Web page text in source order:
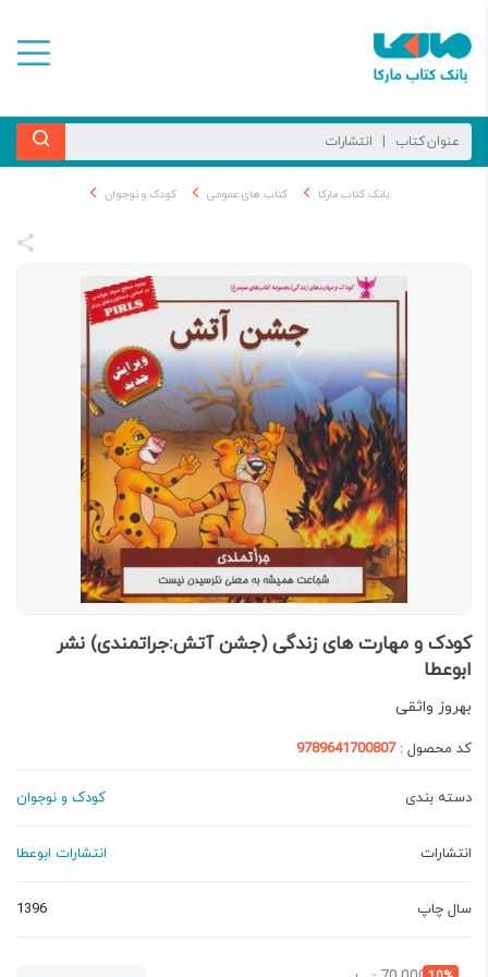
بانک کتاب مارکا کتاب های عمومی کودک و نوجوان
کودک و مهارت های زندگی (جشن آتش:جراتمندی) نشر
ابوعطا
بهروز واثقی
کد محصول :9789641700807
دسته بندی کودک و نوجوان
انتشارات انتشارات ابوعطا
سال چاپ 1396